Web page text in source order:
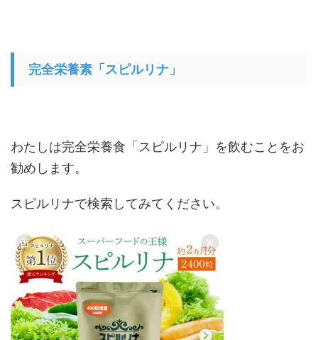
完全栄養素「スピルリナ」
わたしは完全栄養食「スピルリナ」を飲むことをお
勧めします。
スピルリナで検索してみてください。